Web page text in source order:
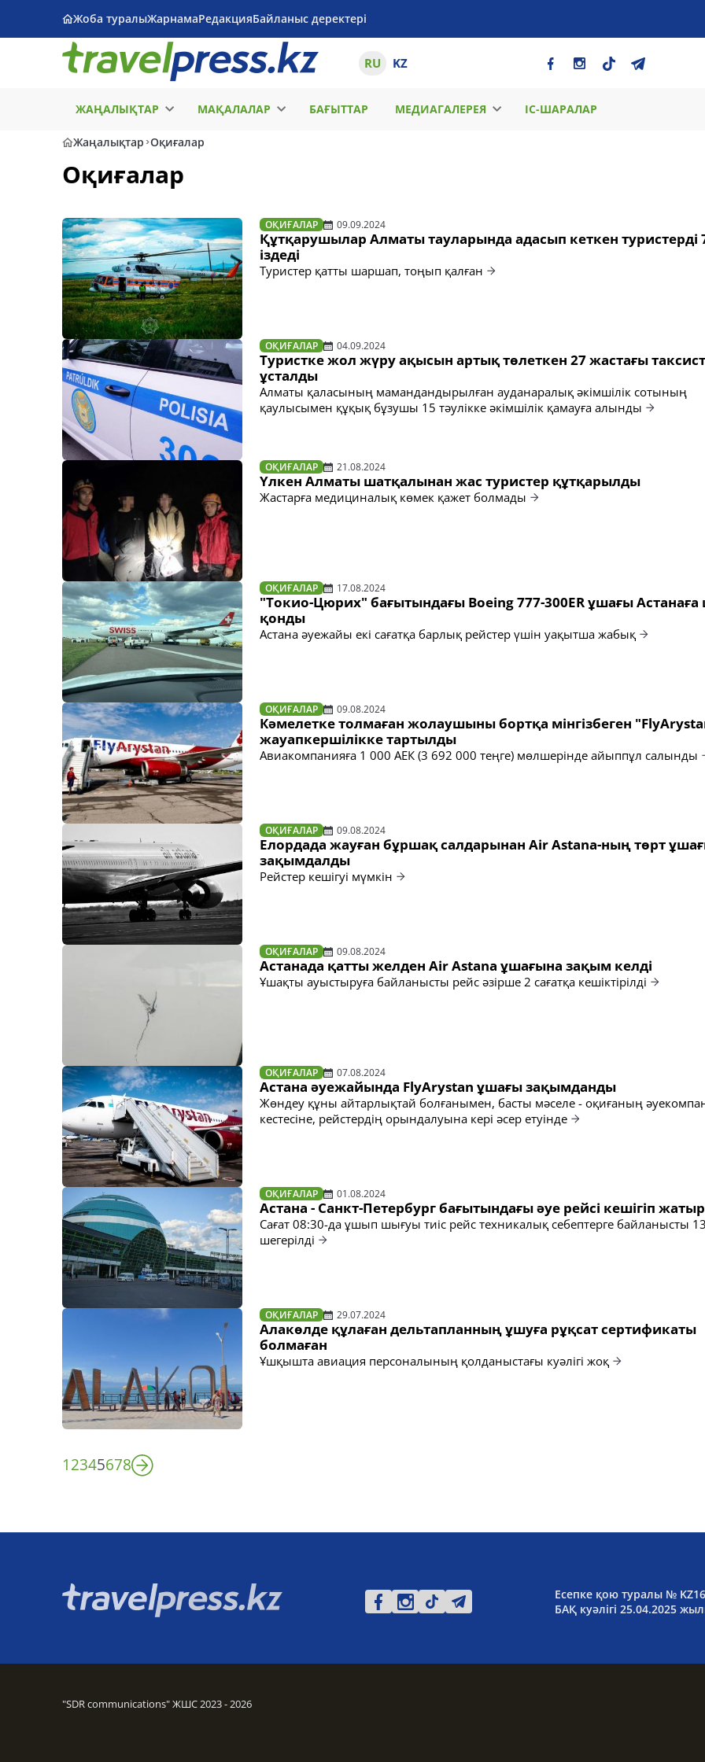
Жоба туралыЖарнамаРедакцияБайланыс деректері
RU KZ
ЖАҢАЛЫҚТАР МАҚАЛАЛАР БАҒЫТТАР МЕДИАГАЛЕРЕЯ ІС-ШАРАЛАР
Жаңалықтар Оқиғалар
Оқиғалар
ОҚИҒАЛАР 09.09.2024
Құтқарушылар Алматы тауларында адасып кеткен туристерді
іздеді
Туристер қатты шаршап, тоңып қалған
ОҚИҒАЛАР 04.09.2024
Туристке жол жүру ақысын артық төлеткен 27 жастағы таксист
ұсталды
Алматы қаласының мамандандырылған ауданаралық әкімшілік сотының
қаулысымен құқық бұзушы 15 тәулікке әкімшілік қамауға алынды
ОҚИҒАЛАР 21.08.2024
Үлкен Алматы шатқалынан жас туристер құтқарылды
Жастарға медициналық көмек қажет болмады
ОҚИҒАЛАР 17.08.2024
"Токио-Цюрих" бағытындағы Boeing 777-300ER ұшағы
қонды
Астана әуежайы екі сағатқа барлық рейстер үшін уақытша жабық
ОҚИҒАЛАР 09.08.2024
Кәмелетке толмаған жолаушыны бортқа мінгізбеген
жауапкершілікке тартылды
Авиакомпанияға 1 000 АЕК (3 692 000 теңге) мөлшерінде айыппұл салынды
ОҚИҒАЛАР 09.08.2024
Елордада жауған бұршақ салдарынан Air Astana-ның төрт
зақымдалды
Рейстер кешігуі мүмкін
ОҚИҒАЛАР 09.08.2024
Астанада қатты желден Air Astana ұшағына зақым келді
Ұшақты ауыстыруға байланысты рейс әзірше 2 сағатқа кешіктірілді
ОҚИҒАЛАР 07.08.2024
Астана әуежайында FlyArystan ұшағы зақымданды
Жөндеу құны айтарлықтай болғанымен, басты мәселе - оқиғаның
кестесіне, рейстердің орындалуына кері әсер етуінде
ОҚИҒАЛАР 01.08.2024
Астана - Санкт-Петербург бағытындағы әуе рейсі кешігіп жатыр
Сағат 08:30-да ұшып шығуы тиіс рейс техникалық себептерге байланысты
шегерілді
ОҚИҒАЛАР 29.07.2024
Алакөлде құлаған дельтапланның ұшуға рұқсат сертификаты
болмаған
Ұшқышта авиация персоналының қолданыстағы куәлігі жоқ
12345678
Есепке қою туралы №
БАҚ куәлігі 25.04.2025
"SDR communications" ЖШС 2023 - 2026